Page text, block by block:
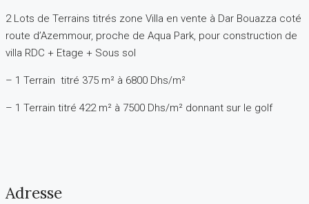
2 Lots de Terrains titrés zone Villa en vente à Dar Bouazza coté
route d’Azemmour, proche de Aqua Park, pour construction de
villa RDC + Etage + Sous sol
– 1 Terrain titré 375 m² à 6800 Dhs/m²
– 1 Terrain titré 422 m² à 7500 Dhs/m² donnant sur le golf
Adresse